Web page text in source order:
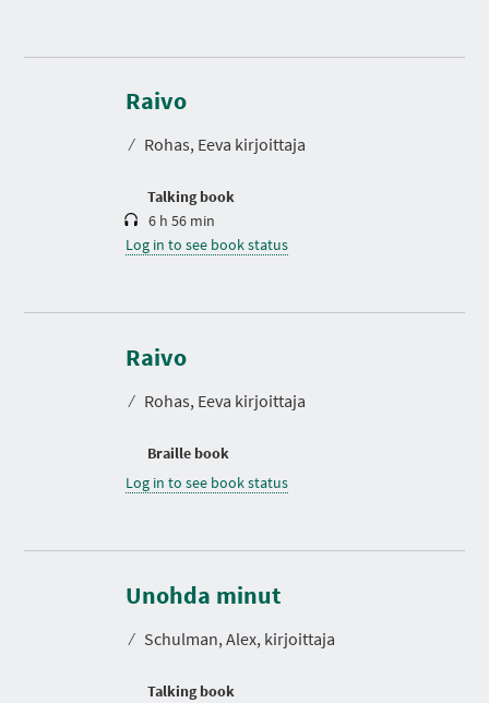
Raivo
⁄ Rohas, Eeva kirjoittaja
Talking book
D
r
a
i
6 h 56 min
Log in to see book status
Raivo
⁄ Rohas, Eeva kirjoittaja
Braille book
Log in to see book status
Unohda minut
⁄ Schulman, Alex, kirjoittaja
Talking book
D
r
a
i